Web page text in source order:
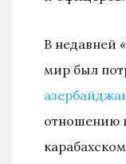
В недавней
мир был
отношению